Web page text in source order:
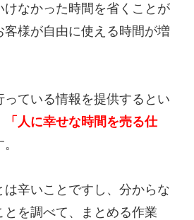
なかった時間を省くことが
客様が自由に使える時間が増
ている情報を提供するとい
「人に幸せな時間を売る仕
辛いことですし、分からな
とを調べて、まとめる作業